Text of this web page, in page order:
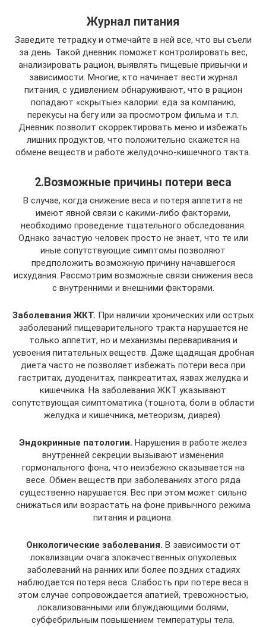
Журнал питания
Заведите тетрадку и отмечайте в ней все, что вы съели
за день. Такой дневник поможет контролировать вес,
анализировать рацион, выявлять пищевые привычки и
зависимости. Многие, кто начинает вести журнал
питания, с удивлением обнаруживают, что в рацион
попадают «скрытые» калории: еда за компанию,
перекусы на бегу или за просмотром фильма и т.п.
Дневник позволит скорректировать меню и избежать
лишних продуктов, что положительно скажется на
обмене веществ и работе желудочно-кишечного такта.
2.Возможные причины потери веса
В случае, когда снижение веса и потеря аппетита не
имеют явной связи с какими-либо факторами,
необходимо проведение тщательного обследования.
Однако зачастую человек просто не знает, что те или
иные сопутствующие симптомы позволяют
предположить возможную причину начавшегося
исхудания. Рассмотрим возможные связи снижения веса
с внутренними и внешними факторами.
Заболевания ЖКТ. При наличии хронических или острых
заболеваний пищеварительного тракта нарушается не
только аппетит, но и механизмы переваривания и
усвоения питательных веществ. Даже щадящая дробная
диета часто не позволяет избежать потери веса при
гастритах, дуоденитах, панкреатитах, язвах желудка и
кишечника. На заболевания ЖКТ указывают
сопутствующая симптоматика (тошнота, боли в области
желудка и кишечника, метеоризм, диарея).
Эндокринные патологии. Нарушения в работе желез
внутренней секреции вызывают изменения
гормонального фона, что неизбежно сказывается на
весе. Обмен веществ при заболеваниях этого ряда
существенно нарушается. Вес при этом может сильно
снижаться или возрастать на фоне привычного режима
питания и рациона.
Онкологические заболевания. В зависимости от
локализации очага злокачественных опухолевых
заболеваний на ранних или более поздних стадиях
наблюдается потеря веса. Слабость при потере веса в
этом случае сопровождается апатией, тревожностью,
локализованными или блуждающими болями,
субфебрильным повышением температуры тела.